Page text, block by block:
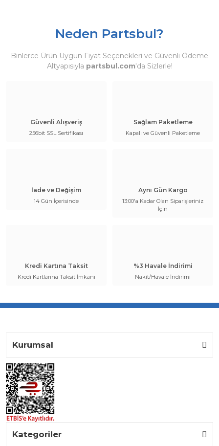
Neden Partsbul?
Binlerce Ürün Uygun Fiyat Seçenekleri ve Güvenli Ödeme
Altyapısıyla partsbul.com'da Sizlerle!
Güvenli Alışveriş
256bit SSL Sertifikası
Sağlam Paketleme
Kapalı ve Güvenli Paketleme
İade ve Değişim
14 Gün İçerisinde
Aynı Gün Kargo
13:00'a Kadar Olan Siparişleriniz
İçin
Kredi Kartına Taksit
Kredi Kartlarına Taksit İmkanı
%3 Havale İndirimi
Nakit/Havale İndirimi
Kurumsal
Kategoriler